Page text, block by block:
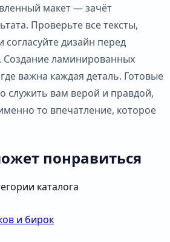
макет — зачёт
Проверьте все тексты,
согласуйте дизайн перед
Создание ламинированных
важна каждая деталь. Готовые
служить вам верой и правдой,
то впечатление, которое
понравиться
каталога
и бирок